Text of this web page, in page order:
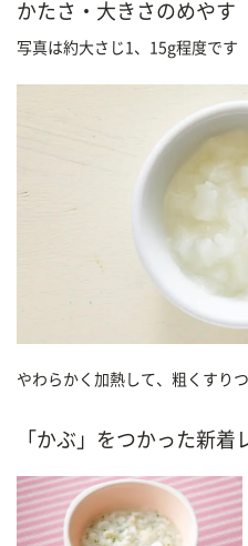
かたさ・大きさのめやす
写真は約大さじ1、15g程度です
やわらかく加熱して、粗くすりつ
「かぶ」をつかった新着